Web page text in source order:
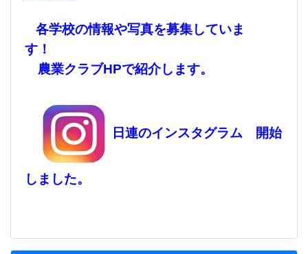
各学校の情報や写真を募集していま
す！
農業クラブHPで紹介します。
日連のインスタグラム 開始
しました。